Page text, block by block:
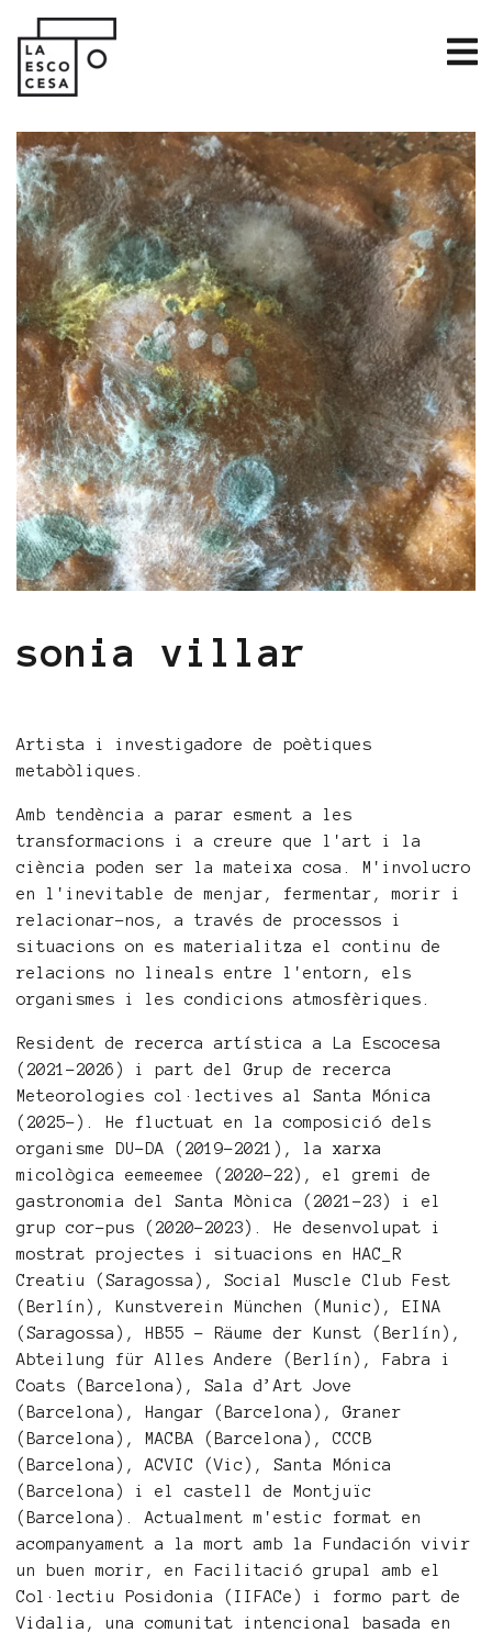
sonia villar
Artista i investigadore de poètiques
metabòliques.
Amb tendència a parar esment a les
transformacions i a creure que l'art i la
ciència poden ser la mateixa cosa. M'involucro
en l'inevitable de menjar, fermentar, morir i
relacionar-nos, a través de processos i
situacions on es materialitza el continu de
relacions no lineals entre l'entorn, els
organismes i les condicions atmosfèriques.
Resident de recerca artística a La Escocesa
(2021-2026) i part del Grup de recerca
Meteorologies col·lectives al Santa Mónica
(2025-). He fluctuat en la composició dels
organisme DU-DA (2019-2021), la xarxa
micològica eemeemee (2020-22), el gremi de
gastronomia del Santa Mònica (2021-23) i el
grup cor-pus (2020-2023). He desenvolupat i
mostrat projectes i situacions en HAC_R
Creatiu (Saragossa), Social Muscle Club Fest
(Berlín), Kunstverein München (Munic), EINA
(Saragossa), HB55 - Räume der Kunst (Berlín),
Abteilung für Alles Andere (Berlín), Fabra i
Coats (Barcelona), Sala d’Art Jove
(Barcelona), Hangar (Barcelona), Graner
(Barcelona), MACBA (Barcelona), CCCB
(Barcelona), ACVIC (Vic), Santa Mónica
(Barcelona) i el castell de Montjuïc
(Barcelona). Actualment m'estic format en
acompanyament a la mort amb la Fundación vivir
un buen morir, en Facilitació grupal amb el
Col·lectiu Posidonia (IIFACe) i formo part de
Vidalia, una comunitat intencional basada en